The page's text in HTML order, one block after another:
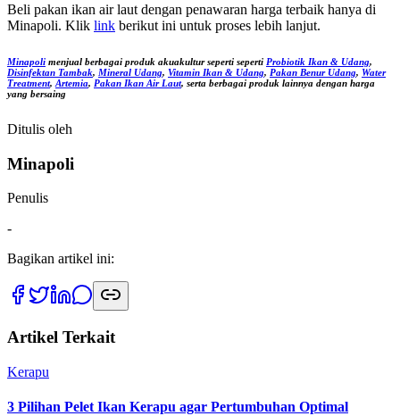
Beli pakan ikan air laut dengan penawaran harga terbaik hanya di
Minapoli. Klik link berikut ini untuk proses lebih lanjut.
Minapoli menjual berbagai produk akuakultur seperti seperti Probiotik Ikan & Udang,
Disinfektan Tambak, Mineral Udang, Vitamin Ikan & Udang, Pakan Benur Udang, Water
Treatment, Artemia, Pakan Ikan Air Laut, serta berbagai produk lainnya dengan harga
yang bersaing
Ditulis oleh
Minapoli
Penulis
-
Bagikan artikel ini:
Artikel Terkait
Kerapu
3 Pilihan Pelet Ikan Kerapu agar Pertumbuhan Optimal